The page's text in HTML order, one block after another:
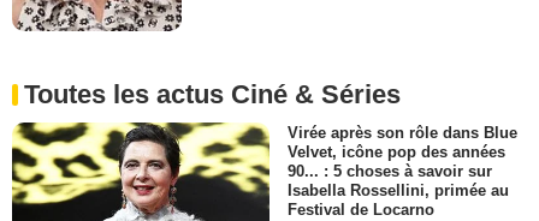
Toutes les actus Ciné & Séries
Virée après son rôle dans Blue
Velvet, icône pop des années
90... : 5 choses à savoir sur
Isabella Rossellini, primée au
Festival de Locarno